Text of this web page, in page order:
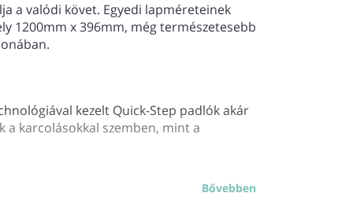
a valódi követ. Egyedi lapméreteinek
1200mm x 396mm, még természetesebb
kezelt Quick-Step padlók akár
a karcolásokkal szemben, mint a
padlót használ, búcsút mondhat a
Ezek a padlók nemcsak
Bővebben